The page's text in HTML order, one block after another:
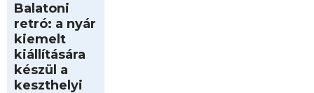
Balatoni
retró: a nyár
kiemelt
kiállítására
készül a
keszthelyi